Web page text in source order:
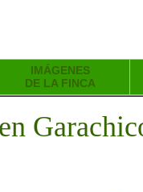
IMÁGENES
DE LA FINCA